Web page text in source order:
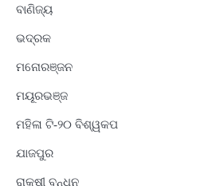
ବାଣିଜ୍ୟ
ଭଦ୍ରକ
ମନୋରଞ୍ଜନ
ମୟୂରଭଞ୍ଜ
ମହିଳା ଟି-୨୦ ବିଶ୍ୱକପ
ଯାଜପୁର
ରାକ୍ଷୀ ବନ୍ଧନ